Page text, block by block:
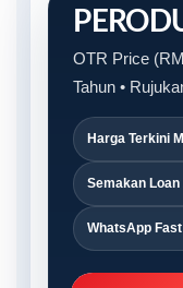
OTR Price
Tahun •
Harga Terkini
Semakan Loan
WhatsApp